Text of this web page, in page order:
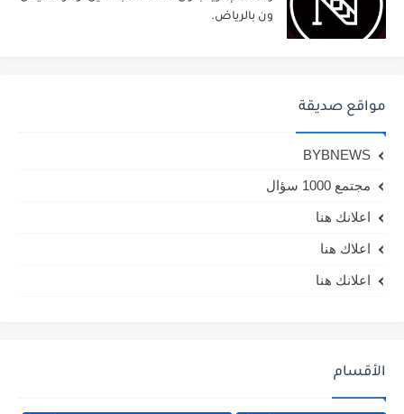
ون بالرياض.
مواقع صديقة
BYBNEWS
مجتمع 1000 سؤال
اعلانك هنا
اعلاك هنا
اعلانك هنا
الأقسام